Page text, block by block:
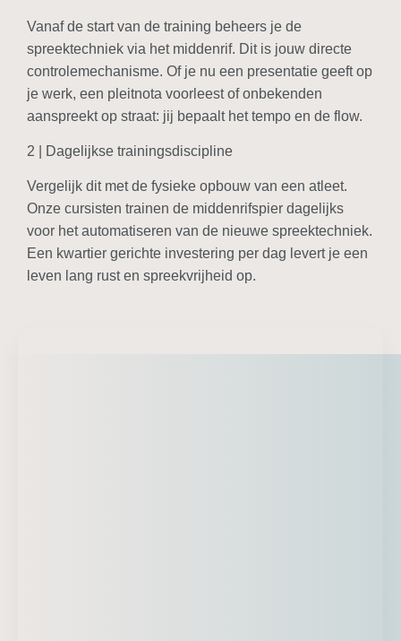
Vanaf de start van de training beheers je de
spreektechniek via het middenrif. Dit is jouw directe
controlemechanisme. Of je nu een presentatie geeft op
je werk, een pleitnota voorleest of onbekenden
aanspreekt op straat: jij bepaalt het tempo en de flow.
2 | Dagelijkse trainingsdiscipline
Vergelijk dit met de fysieke opbouw van een atleet.
Onze cursisten trainen de middenrifspier dagelijks
voor het automatiseren van de nieuwe spreektechniek.
Een kwartier gerichte investering per dag levert je een
leven lang rust en spreekvrijheid op.